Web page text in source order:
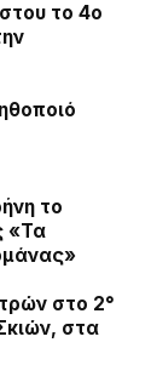
το 4ο
το
«Τα
στο 2°
στα